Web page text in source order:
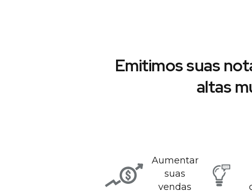
Emitimos suas
altas
Aumentar
suas
vendas